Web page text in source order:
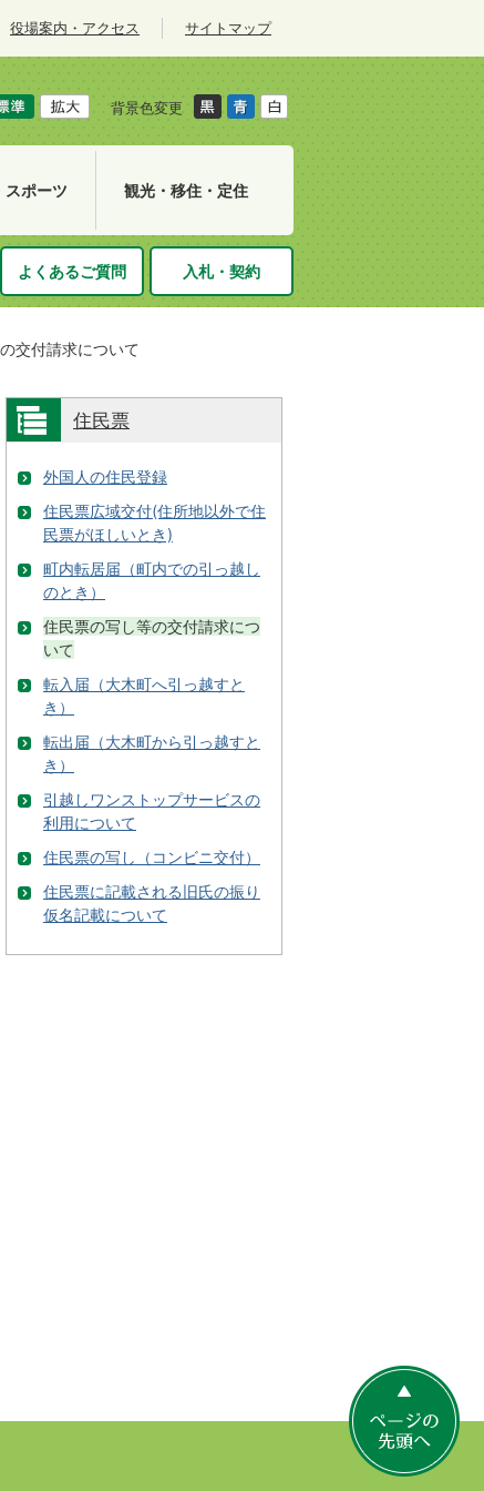
役場案内・アクセス サイトマップ
背景色変更
スポーツ 観光・移住・定住
よくあるご質問 入札・契約
交付請求について
住民票
外国人の住民登録
住民票広域交付(住所地以外で住
民票がほしいとき)
町内転居届（町内での引っ越し
のとき）
住民票の写し等の交付請求につ
いて
転入届（大木町へ引っ越すと
き）
転出届（大木町から引っ越すと
き）
引越しワンストップサービスの
利用について
住民票の写し（コンビニ交付）
住民票に記載される旧氏の振り
仮名記載について
ー
ジ
の